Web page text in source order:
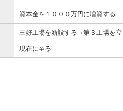
資本金を１０００万円に増資する
三好工場を新設する（第３工場を
現在に至る